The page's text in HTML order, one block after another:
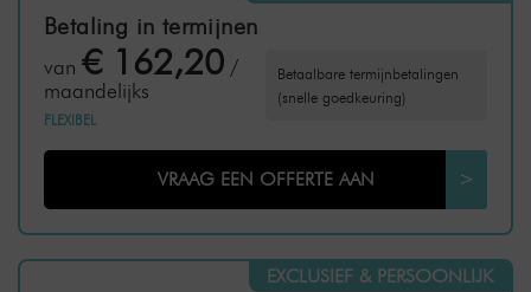
Betaling in termijnen
Betaalbare termijnbetalingen
(snelle goedkeuring)
van € 162,20 /
maandelijks
FLEXIBEL
VRAAG EEN OFFERTE AAN >
EXCLUSIEF & PERSOONLIJK